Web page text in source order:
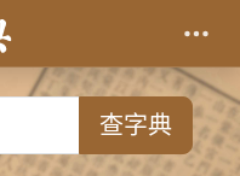
查字典